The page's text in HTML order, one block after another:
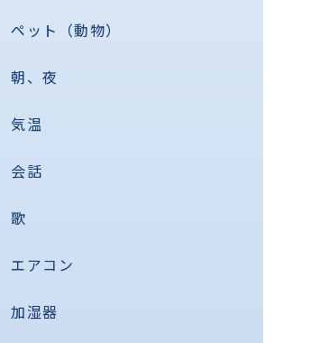
ペット（動物）
朝、夜
気温
会話
歌
エアコン
加湿器